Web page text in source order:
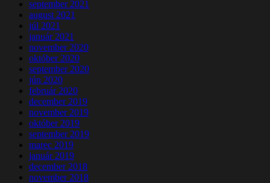
september 2021
august 2021
júl 2021
január 2021
november 2020
október 2020
september 2020
jún 2020
február 2020
december 2019
november 2019
október 2019
september 2019
marec 2019
január 2019
december 2018
november 2018